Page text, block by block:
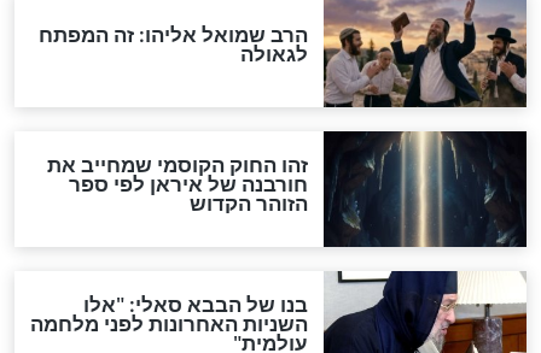
"לפני הגאולה תהיה אפיקורסות
והכחשה גדולה מאוד של
האמונה"
האם לאחר בוא המשיח יהיה
אפשר לחזור בתשובה?